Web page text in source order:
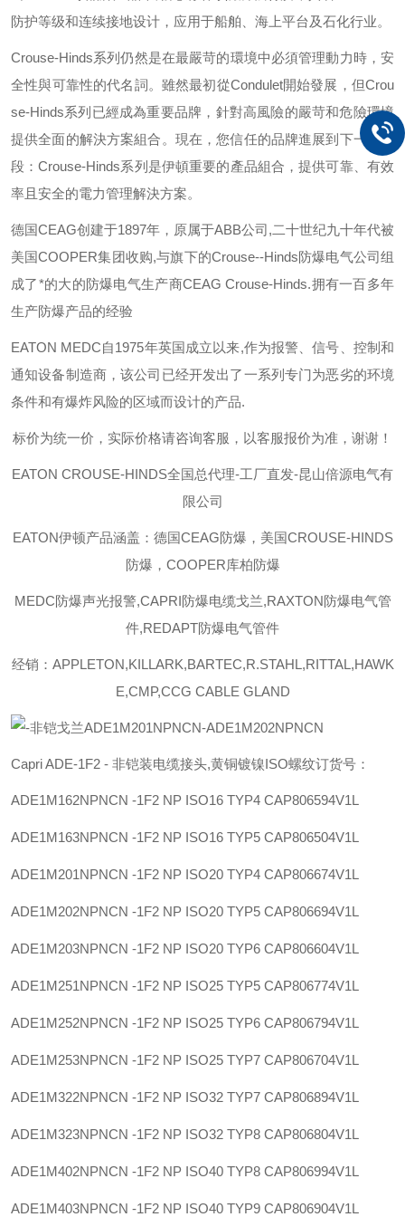
防护等级和连续接地设计，应用于船舶、海上平台及石化行业。
Crouse-Hinds系列仍然是在最嚴苛的環境中必須管理動力時，安
全性與可靠性的代名詞。雖然最初從Condulet開始發展，但Crou
se-Hinds系列已經成為重要品牌，針對高風險的嚴苛和危險環境
提供全面的解決方案組合。現在，您信任的品牌進展到下一個階
段：Crouse-Hinds系列是伊頓重要的產品組合，提供可靠、有效
率且安全的電力管理解決方案。
德国CEAG创建于1897年，原属于ABB公司,二十世纪九十年代被
美国COOPER集团收购,与旗下的Crouse--Hinds防爆电气公司组
成了*的大的防爆电气生产商CEAG Crouse-Hinds.拥有一百多年
生产防爆产品的经验
EATON MEDC自1975年英国成立以来,作为报警、信号、控制和
通知设备制造商，该公司已经开发出了一系列专门为恶劣的环境
条件和有爆炸风险的区域而设计的产品.
标价为统一价，实际价格请咨询客服，以客服报价为准，谢谢！
EATON CROUSE-HINDS全国总代理-工厂直发-昆山倍源电气有
限公司
EATON伊顿产品涵盖：德国CEAG防爆，美国CROUSE-HINDS
防爆，COOPER库柏防爆
MEDC防爆声光报警,CAPRI防爆电缆戈兰,RAXTON防爆电气管
件,REDAPT防爆电气管件
经销：APPLETON,KILLARK,BARTEC,R.STAHL,RITTAL,HAWK
E,CMP,CCG CABLE GLAND
Capri ADE-1F2 - 非铠装电缆接头,黄铜镀镍ISO螺纹订货号：
ADE1M162NPNCN -1F2 NP ISO16 TYP4 CAP806594V1L
ADE1M163NPNCN -1F2 NP ISO16 TYP5 CAP806504V1L
ADE1M201NPNCN -1F2 NP ISO20 TYP4 CAP806674V1L
ADE1M202NPNCN -1F2 NP ISO20 TYP5 CAP806694V1L
ADE1M203NPNCN -1F2 NP ISO20 TYP6 CAP806604V1L
ADE1M251NPNCN -1F2 NP ISO25 TYP5 CAP806774V1L
ADE1M252NPNCN -1F2 NP ISO25 TYP6 CAP806794V1L
ADE1M253NPNCN -1F2 NP ISO25 TYP7 CAP806704V1L
ADE1M322NPNCN -1F2 NP ISO32 TYP7 CAP806894V1L
ADE1M323NPNCN -1F2 NP ISO32 TYP8 CAP806804V1L
ADE1M402NPNCN -1F2 NP ISO40 TYP8 CAP806994V1L
ADE1M403NPNCN -1F2 NP ISO40 TYP9 CAP806904V1L